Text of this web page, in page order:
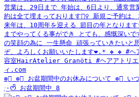
❁⃘ ❁⃘ お盆期間中のお休みについて ❁⃘ いつ
·͜·ᰔᩚ お盆期間中 8